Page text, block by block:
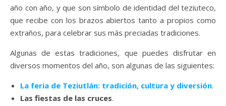
año con año, y que son símbolo de identidad del teziuteco,
que recibe con los brazos abiertos tanto a propios como
extraños, para celebrar sus más preciadas tradiciones.
Algunas de estas tradiciones, que puedes disfrutar en
diversos momentos del año, son algunas de las siguientes:
La feria de Teziutlán: tradición, cultura y diversión.
Las fiestas de las cruces.